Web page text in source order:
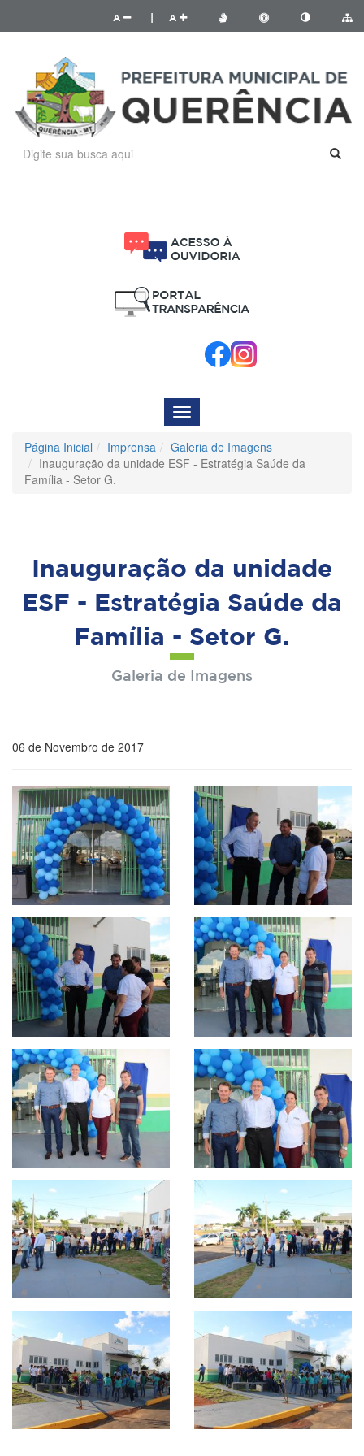
A A
Menu
de
Navegação
Página Inicial Imprensa
Galeria de Imagens
Inauguração da unidade ESF - Estratégia Saúde da
Família - Setor G.
Inauguração da unidade
ESF - Estratégia Saúde da
Família - Setor G.
Galeria de Imagens
06 de Novembro de 2017